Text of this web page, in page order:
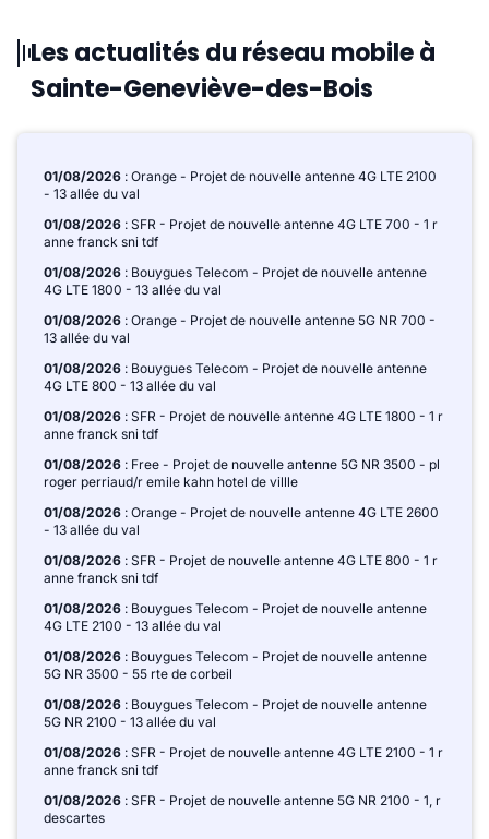
Les actualités du réseau mobile à
Sainte-Geneviève-des-Bois
01/08/2026 : Orange - Projet de nouvelle antenne 4G LTE 2100
- 13 allée du val
01/08/2026 : SFR - Projet de nouvelle antenne 4G LTE 700 - 1 r
anne franck sni tdf
01/08/2026 : Bouygues Telecom - Projet de nouvelle antenne
4G LTE 1800 - 13 allée du val
01/08/2026 : Orange - Projet de nouvelle antenne 5G NR 700 -
13 allée du val
01/08/2026 : Bouygues Telecom - Projet de nouvelle antenne
4G LTE 800 - 13 allée du val
01/08/2026 : SFR - Projet de nouvelle antenne 4G LTE 1800 - 1 r
anne franck sni tdf
01/08/2026 : Free - Projet de nouvelle antenne 5G NR 3500 - pl
roger perriaud/r emile kahn hotel de villle
01/08/2026 : Orange - Projet de nouvelle antenne 4G LTE 2600
- 13 allée du val
01/08/2026 : SFR - Projet de nouvelle antenne 4G LTE 800 - 1 r
anne franck sni tdf
01/08/2026 : Bouygues Telecom - Projet de nouvelle antenne
4G LTE 2100 - 13 allée du val
01/08/2026 : Bouygues Telecom - Projet de nouvelle antenne
5G NR 3500 - 55 rte de corbeil
01/08/2026 : Bouygues Telecom - Projet de nouvelle antenne
5G NR 2100 - 13 allée du val
01/08/2026 : SFR - Projet de nouvelle antenne 4G LTE 2100 - 1 r
anne franck sni tdf
01/08/2026 : SFR - Projet de nouvelle antenne 5G NR 2100 - 1, r
descartes